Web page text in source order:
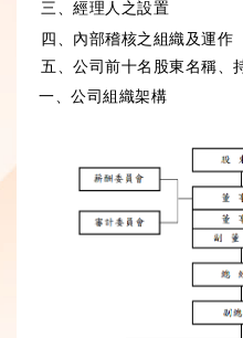
三、經理人之設置
四、內部稽核之組織及運作
五、公司前十名股東名稱、
一、公司組織架構